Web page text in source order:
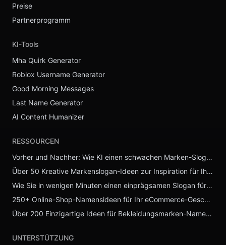
Preise
Partnerprogramm
KI-Tools
Mha Quirk Generator
Roblox Username Generator
Good Morning Messages
Last Name Generator
AI Content Humanizer
RESSOURCEN
Vorher und Nachher: Wie KI einen schwachen Marken-Slogan in einen kraftvollen verwandelt
Über 50 Kreative Markenslogan-Ideen zur Inspiration für Ihr Unternehmen
Wie Sie in wenigen Minuten einen einprägsamen Slogan für Ihr Startup generieren
250+ Online-Shop-Namensideen für Ihr eCommerce-Geschäft
Über 200 Einzigartige Ideen für Bekleidungsmarken-Namen, um 2026 Herauszustechen
UNTERSTÜTZUNG